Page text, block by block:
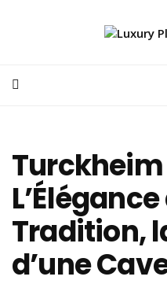
Tradition,
d’une